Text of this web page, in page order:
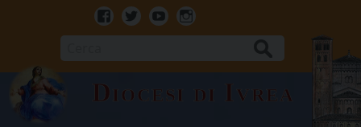
Facebook
TwitterYoutubeInstagram
Diocesi di Ivrea